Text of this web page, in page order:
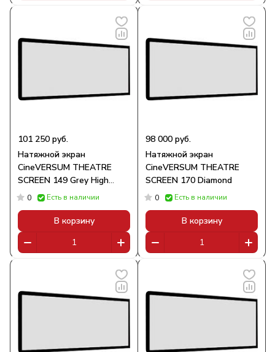
101 250 руб.
Натяжной экран
CineVERSUM THEATRE
SCREEN 149 Grey High
Contrast
0 Есть в наличии
В корзину
98 000 руб.
Натяжной экран
CineVERSUM THEATRE
SCREEN 170 Diamond
0 Есть в наличии
В корзину